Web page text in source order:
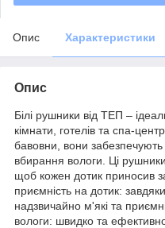
Опис Характеристики
Опис
Білі рушники від ТЕП –
кімнати, готелів та спа-
бавовни, вони забезпечують
вбирання вологи. Ці
щоб кожен дотик приносив
приємність на дотик:
надзвичайно м'які та
вологи: швидко та